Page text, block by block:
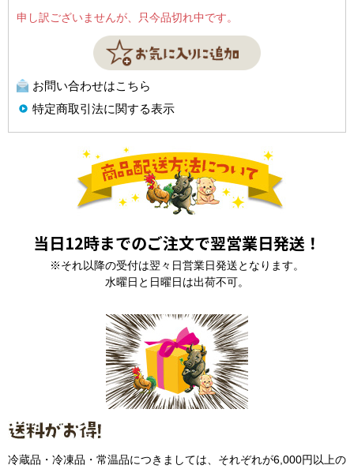
申し訳ございませんが、只今品切れ中です。
お問い合わせはこちら
特定商取引法に関する表示
当日12時までのご注文で翌営業日発送！
※それ以降の受付は翌々日営業日発送となります。
水曜日と日曜日は出荷不可。
冷蔵品・冷凍品・常温品につきましては、それぞれが6,000円以上の